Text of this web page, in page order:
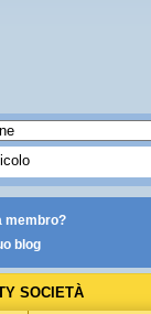
membro?
blog
SOCIETÀ